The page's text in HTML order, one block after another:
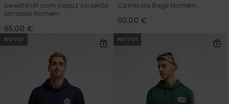
Sweatshirt com capuz cinzenta
Amarelo Homem
65,00 €
Camisola Bege Homem
60,00 €
NOVO! NOVO!